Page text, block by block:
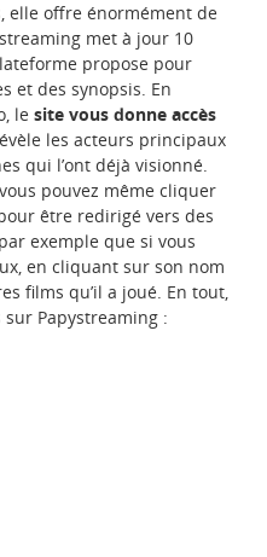
elle offre énormément de
met à jour 10
propose pour
et des synopsis. En
lesite vous donne accès
les acteurs principaux
qui l’ont déjà visionné.
pouvez même cliquer
être redirigé vers des
exemple que si vous
en cliquant sur son nom
films qu’il a joué. En tout,
Papystreaming :